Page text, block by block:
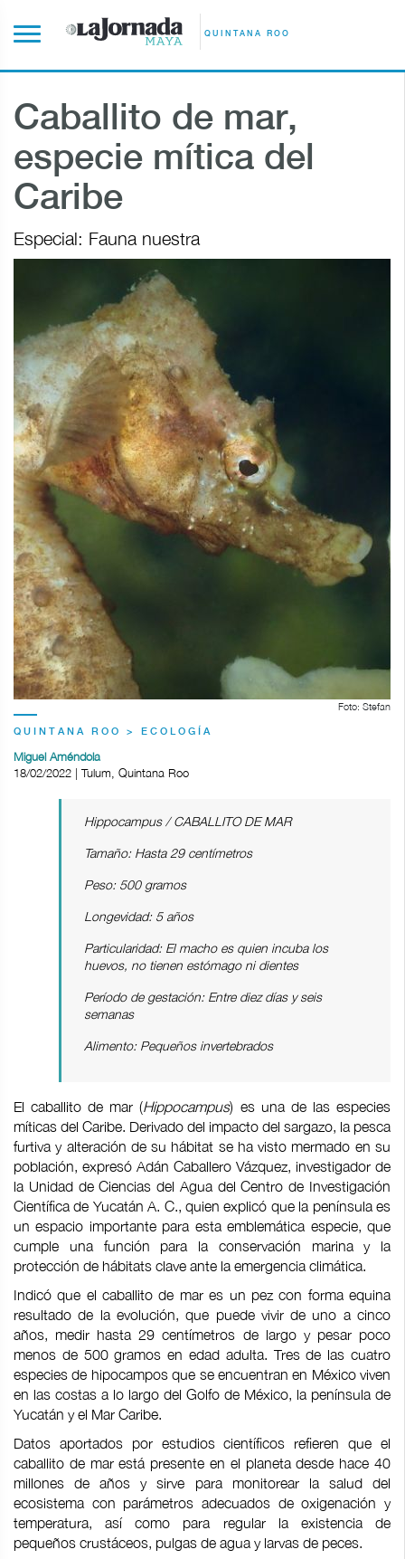
QUINTANA ROO
Caballito de mar,
especie mítica del
Caribe
Especial: Fauna nuestra
Foto: Stefan
QUINTANA ROO > ECOLOGÍA
Miguel Améndola
18/02/2022 | Tulum, Quintana Roo
Hippocampus / CABALLITO DE MAR
Tamaño: Hasta 29 centímetros
Peso: 500 gramos
Longevidad: 5 años
Particularidad: El macho es quien incuba los
huevos, no tienen estómago ni dientes
Período de gestación: Entre diez días y seis
semanas
Alimento: Pequeños invertebrados
El caballito de mar (Hippocampus) es una de las especies
míticas del Caribe. Derivado del impacto del sargazo, la pesca
furtiva y alteración de su hábitat se ha visto mermado en su
población, expresó Adán Caballero Vázquez, investigador de
la Unidad de Ciencias del Agua del Centro de Investigación
Científica de Yucatán A. C., quien explicó que la península es
un espacio importante para esta emblemática especie, que
cumple una función para la conservación marina y la
protección de hábitats clave ante la emergencia climática.
Indicó que el caballito de mar es un pez con forma equina
resultado de la evolución, que puede vivir de uno a cinco
años, medir hasta 29 centímetros de largo y pesar poco
menos de 500 gramos en edad adulta. Tres de las cuatro
especies de hipocampos que se encuentran en México viven
en las costas a lo largo del Golfo de México, la península de
Yucatán y el Mar Caribe.
Datos aportados por estudios científicos refieren que el
caballito de mar está presente en el planeta desde hace 40
millones de años y sirve para monitorear la salud del
ecosistema con parámetros adecuados de oxigenación y
temperatura, así como para regular la existencia de
pequeños crustáceos, pulgas de agua y larvas de peces.